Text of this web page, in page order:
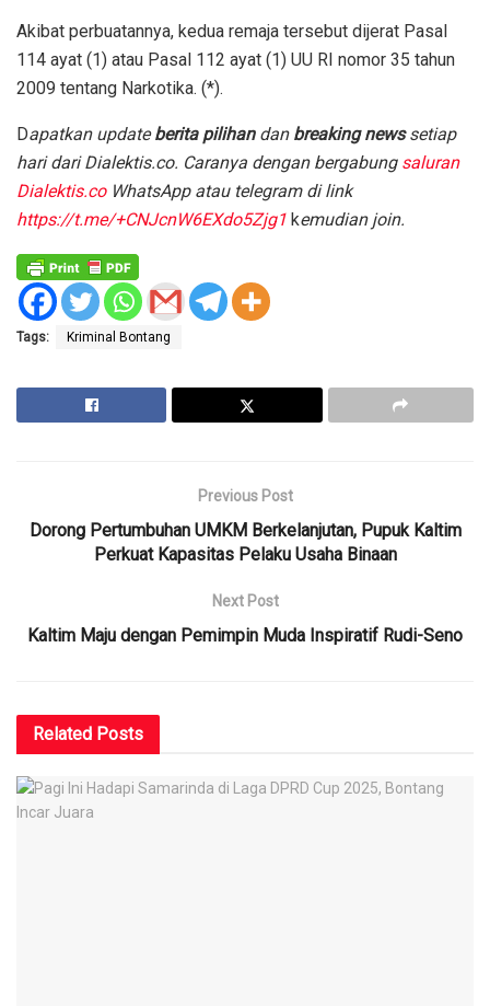
Akibat perbuatannya, kedua remaja tersebut dijerat Pasal
114 ayat (1) atau Pasal 112 ayat (1) UU RI nomor 35 tahun
2009 tentang Narkotika. (*).
Dapatkan updateberita pilihan dan breaking newssetiap
hari dari Dialektis.co. Caranya dengan bergabung saluran
Dialektis.co WhatsApp atau telegram di link
https://t.me/+CNJcnW6EXdo5Zjg1 kemudian join.
Tags: Kriminal Bontang
Previous Post
Dorong Pertumbuhan UMKM Berkelanjutan, Pupuk Kaltim
Perkuat Kapasitas Pelaku Usaha Binaan
Next Post
Kaltim Maju dengan Pemimpin Muda Inspiratif Rudi-Seno
Related Posts